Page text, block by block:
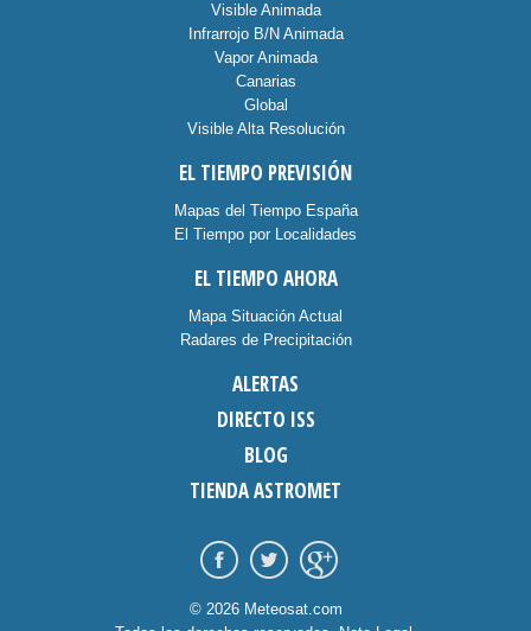
Visible Animada
Infrarrojo B/N Animada
Vapor Animada
Canarias
Global
Visible Alta Resolución
EL TIEMPO PREVISIÓN
Mapas del Tiempo España
El Tiempo por Localidades
EL TIEMPO AHORA
Mapa Situación Actual
Radares de Precipitación
ALERTAS
DIRECTO ISS
BLOG
TIENDA ASTROMET
© 2026 Meteosat.com